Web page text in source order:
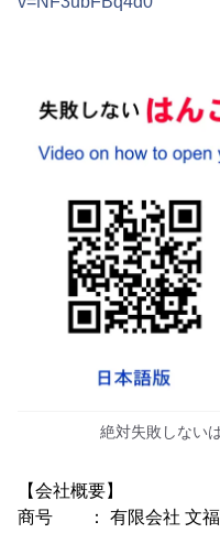
絶対失敗しない
【会社概要】
商号 ： 有限会社 文福